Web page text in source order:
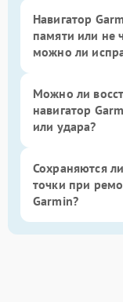
Навигатор
памяти или не
можно ли
Можно ли
навигатор
или удара?
Сохраняются
точки при
Garmin?